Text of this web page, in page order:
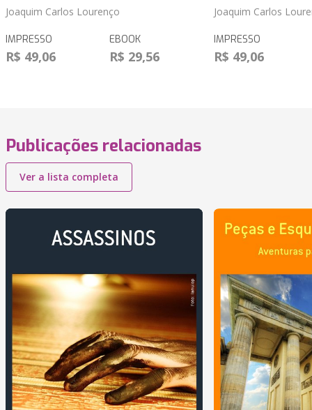
Joaquim Carlos Lourenço
IMPRESSO
R$ 49,06
EBOOK
R$ 29,56
Joaquim Carlos
IMPRESSO
R$ 49,06
Publicações relacionadas
Ver a lista completa